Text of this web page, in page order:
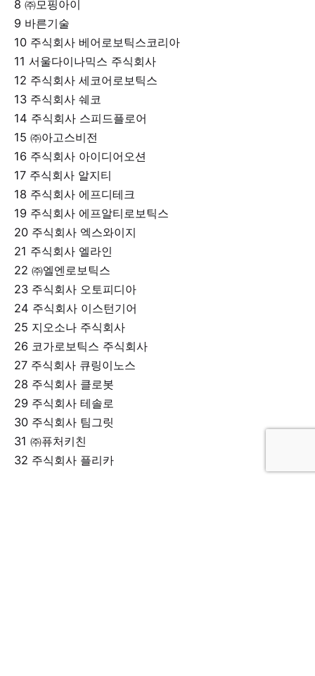
8 ㈜모핑아이
9 바른기술
10 주식회사 베어로보틱스코리아
11 서울다이나믹스 주식회사
12 주식회사 세코어로보틱스
13 주식회사 쉐코
14 주식회사 스피드플로어
15 ㈜아고스비전
16 주식회사 아이디어오션
17 주식회사 알지티
18 주식회사 에프디테크
19 주식회사 에프알티로보틱스
20 주식회사 엑스와이지
21 주식회사 엘라인
22 ㈜엘엔로보틱스
23 주식회사 오토피디아
24 주식회사 이스턴기어
25 지오소나 주식회사
26 코가로보틱스 주식회사
27 주식회사 큐링이노스
28 주식회사 클로봇
29 주식회사 테솔로
30 주식회사 팀그릿
31 ㈜퓨처키친
32 주식회사 플리카